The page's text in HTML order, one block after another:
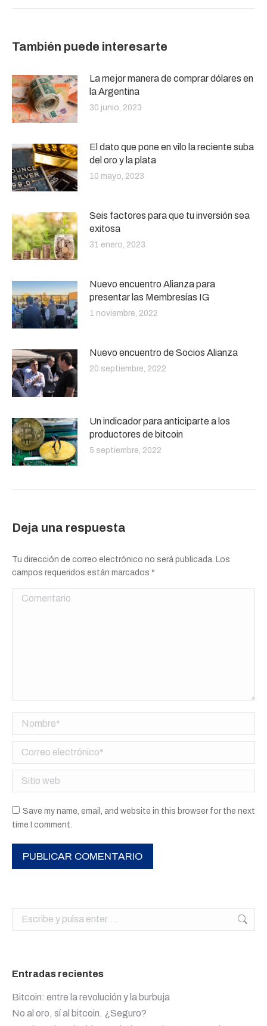
También puede interesarte
La mejor manera de comprar dólares en
la Argentina
30 junio, 2023
El dato que pone en vilo la reciente suba
del oro y la plata
10 mayo, 2023
Seis factores para que tu inversión sea
exitosa
31 enero, 2023
Nuevo encuentro Alianza para
presentar las Membresías IG
1 noviembre, 2022
Nuevo encuentro de Socios Alianza
20 septiembre, 2022
Un indicador para anticiparte a los
productores de bitcoin
5 septiembre, 2022
Deja una respuesta
Tu dirección de correo electrónico no será publicada. Los
campos requeridos están marcados *
Comentario
Nombre *
Correo electrónico *
Sitio web
Save my name, email, and website in this browser for the next
time I comment.
PUBLICAR COMENTARIO
Buscar:
Entradas recientes
Bitcoin: entre la revolución y la burbuja
No al oro, sí al bitcoin. ¿Seguro?